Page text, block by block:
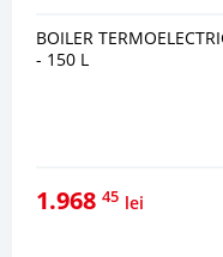
BOILER
- 150 L
1.968 45 lei